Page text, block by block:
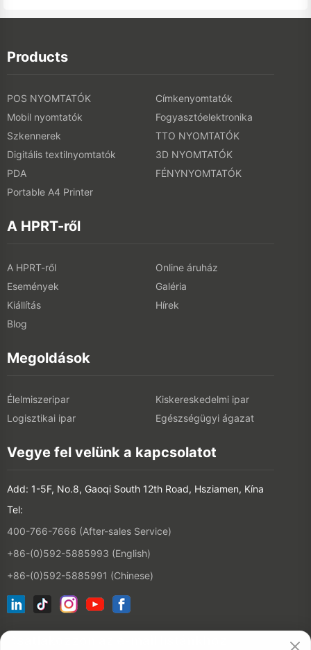
Products
POS NYOMTATÓK
Címkenyomtatók
Mobil nyomtatók
Fogyasztóelektronika
Szkennerek
TTO NYOMTATÓK
Digitális textilnyomtatók
3D NYOMTATÓK
PDA
FÉNYNYOMTATÓK
Portable A4 Printer
A HPRT-ről
A HPRT-ről
Online áruház
Események
Galéria
Kiállítás
Hírek
Blog
Megoldások
Élelmiszeripar
Kiskereskedelmi ipar
Logisztikai ipar
Egészségügyi ágazat
Vegye fel velünk a kapcsolatot
Add: 1-5F, No.8, Gaoqi South 12th Road, Hsziamen, Kína
Tel:
400-766-7666 (After-sales Service)
+86-(0)592-5885993 (English)
+86-(0)592-5885991 (Chinese)